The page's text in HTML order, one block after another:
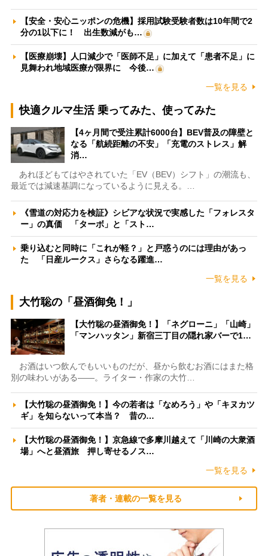
【安全・安心ニッポンの危機】採用試験受験者数は10年間で2
分の1以下に！ 出生数減がも…
【医療崩壊】人口減少で「医師不足」に加えて「患者不足」に
見舞われ地域医療が限界に 今後…
一覧を見る
快適クルマ生活 乗ってみた、使ってみた
【4ヶ月間で受注累計6000台】BEV普及の障壁と
なる「航続距離の不安」「充電のストレス」解
消…
あれほどもてはやされていた「EV（BEV）シフト」の潮流も、
最近では減速基調になっているように見える。…
《雪道の対応力を検証》シビアな状況で実感した「フォレスタ
ー」の真価 「ターボ」と「スト…
乗り込むと同時に「これが軽？」と戸惑うのには理由があっ
た 「日産ルークス」さらなる躍進…
一覧を見る
大竹聡の「昼酒御免！」
【大竹聡の昼酒御免！】「ネグローニ」「山崎」
「マンハッタン」新宿三丁目の隠れ家バーで1…
お酒はいつ飲んでもいいものだが、昼から飲むお酒にはまた格
別の味わいがある――。ライター・作家の大竹…
【大竹聡の昼酒御免！】今の若者は「なめろう」や「キヌカツ
ギ」を知らないって本当？ 昔の…
【大竹聡の昼酒御免！】京急線で多摩川越えて「川崎の大衆酒
場」へと昼酒旅 押し寄せるノス…
一覧を見る
著者・連載の一覧を見る